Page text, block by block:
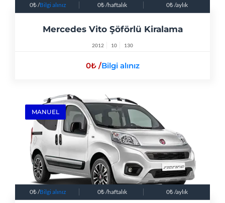
0 /Bilgi alınız 0 /haftalık 0 /aylık
Mercedes Vito Şöförlü Kiralama
2012 10 130
0 /Bilgi alınız
MANUEL
0 /Bilgi alınız 0 /haftalık 0 /aylık